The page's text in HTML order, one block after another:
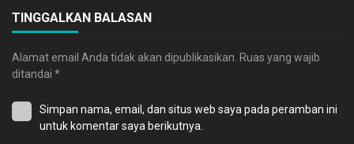
TINGGALKAN BALASAN
Alamat email Anda tidak akan dipublikasikan. Ruas yang wajib
ditandai *
Simpan nama, email, dan situs web saya pada peramban ini
untuk komentar saya berikutnya.